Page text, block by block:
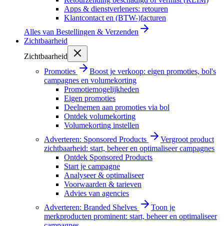
Apps & dienstverleners: retouren
Klantcontact en (BTW-)facturen
Alles van Bestellingen & Verzenden
Zichtbaarheid
Zichtbaarheid
Promoties
Boost je verkoop: eigen promoties, bol's
campagnes en volumekorting
Promotiemogelijkheden
Eigen promoties
Deelnemen aan promoties via bol
Ontdek volumekorting
Volumekorting instellen
Adverteren: Sponsored Products
Vergroot product
zichtbaarheid: start, beheer en optimaliseer campagnes
Ontdek Sponsored Products
Start je campagne
Analyseer & optimaliseer
Voorwaarden & tarieven
Advies van agencies
Adverteren: Branded Shelves
Toon je
merkproducten prominent: start, beheer en optimaliseer